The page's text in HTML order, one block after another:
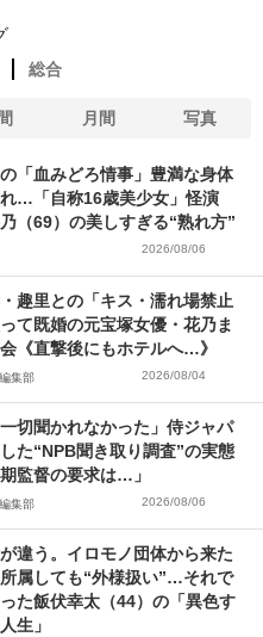
総合
月間 写真
「血みどろ情事」豊満な身体
…「自称16歳美少女」怪演
（69）の美しすぎる“熟れ方”
2026/08/06
趣里との「キス・濡れ場禁止
て既婚の元宝塚女優・花乃ま
《直撃後にもホテルへ…》
集部 2026/08/04
一切聞かれなかった」侍ジャパ
た“NPB聞き取り調査”の実態
期監督の要求は…」
集部 2026/08/06
が違う。イロモノ団体から来た
属しても“外様扱い”…それで
た飯伏幸太（44）の「異色す
生」